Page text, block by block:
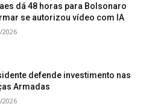
dá 48 horas para Bolsonaro
se autorizou vídeo com IA
2026
defende investimento nas
Armadas
2026